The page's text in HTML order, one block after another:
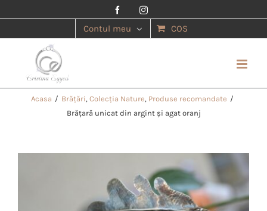
FacebookInstagram
Contul meu COS
Acasa / Brățări, Colecția Nature, Produse recomandate /
Brățară unicat din argint și agat oranj